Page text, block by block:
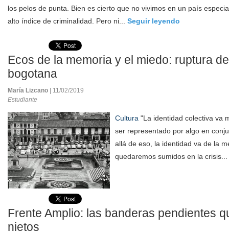
los pelos de punta. Bien es cierto que no vivimos en un país
alto índice de criminalidad. Pero ni... Seguir leyendo
Ecos de la memoria y el miedo: ruptura
bogotana
María Lizcano
| 11/02/2019
Estudiante
Cultura "La identidad colectiva va
ser representado por algo en
allá de eso, la identidad va de la
quedaremos sumidos en la crisis...
Frente Amplio: las banderas pendientes
nietos